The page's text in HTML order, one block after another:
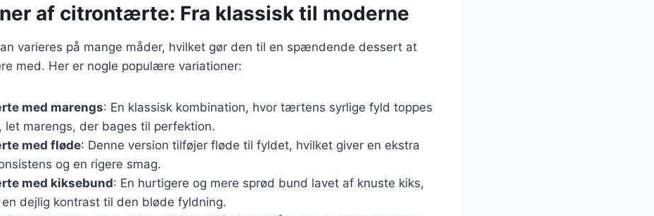
af citrontærte: Fra klassisk til moderne
varieres på mange måder, hvilket gør den til en spændende dessert at
med. Her er nogle populære variationer:
med marengs: En klassisk kombination, hvor tærtens syrlige fyld toppes
let marengs, der bages til perfektion.
med fløde: Denne version tilføjer fløde til fyldet, hvilket giver en ekstra
og en rigere smag.
med kiksebund: En hurtigere og mere sprød bund lavet af knuste kiks,
dejlig kontrast til den bløde fyldning.